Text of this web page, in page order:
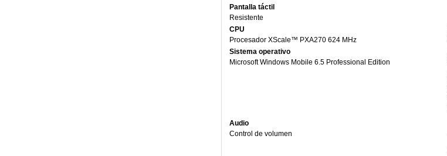
Pantalla táctil
Resistente
CPU
Procesador XScale™ PXA270 624 MHz
Sistema operativo
Microsoft Windows Mobile 6.5 Professional Edition
Audio
Control de volumen